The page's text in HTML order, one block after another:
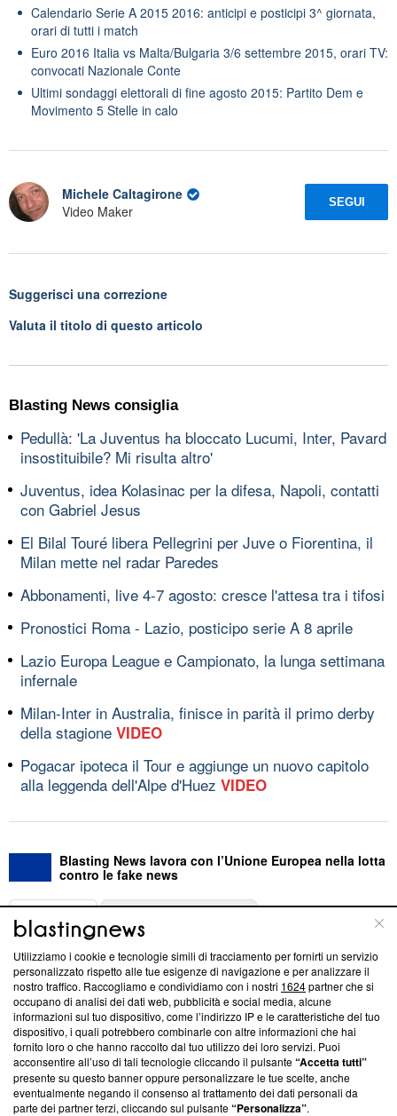
Calendario Serie A 2015 2016: anticipi e posticipi 3^ giornata,
orari di tutti i match
Euro 2016 Italia vs Malta/Bulgaria 3/6 settembre 2015, orari TV:
convocati Nazionale Conte
Ultimi sondaggi elettorali di fine agosto 2015: Partito Dem e
Movimento 5 Stelle in calo
Michele Caltagirone
Video Maker
SEGUI
Suggerisci una correzione
Valuta il titolo di questo articolo
Blasting News consiglia
Pedullà: 'La Juventus ha bloccato Lucumi, Inter, Pavard
insostituibile? Mi risulta altro'
Juventus, idea Kolasinac per la difesa, Napoli, contatti
con Gabriel Jesus
El Bilal Touré libera Pellegrini per Juve o Fiorentina, il
Milan mette nel radar Paredes
Abbonamenti, live 4-7 agosto: cresce l'attesa tra i tifosi
Pronostici Roma - Lazio, posticipo serie A 8 aprile
Lazio Europa League e Campionato, la lunga settimana
infernale
Milan-Inter in Australia, finisce in parità il primo derby
della stagione VIDEO
Pogacar ipoteca il Tour e aggiunge un nuovo capitolo
alla leggenda dell'Alpe d'Huez VIDEO
Blasting News lavora con l’Unione Europea nella lotta
contro le fake news
ABOUT
Questa sezione offre informazioni trasparenti su Blasting
News, sui nostri processi editoriali e su come ci impegniamo a
creare news di qualità. Inoltre, afferma la nostra aderenza a
‘Trust Project - News with Integrity’Blasting News non è
ancora membro del programma, ma ha richiesto di farne
parte; Trust Project non ha ancora effettuato una verifica di
conformità agli standard.
Utilizziamo i cookie e tecnologie simili di tracciamento per fornirti un servizio
personalizzato rispetto alle tue esigenze di navigazione e per analizzare il
nostro traffico. Raccogliamo e condividiamo con i nostri 1624partner che si
occupano di analisi dei dati web, pubblicità e social media, alcune
informazioni sul tuo dispositivo, come l’indirizzo IP e le caratteristiche del tuo
dispositivo, i quali potrebbero combinarle con altre informazioni che hai
fornito loro o che hanno raccolto dal tuo utilizzo dei loro servizi. Puoi
acconsentire all’uso di tali tecnologie cliccando il pulsante“Accetta tutti”
presente su questo banner oppure personalizzare le tue scelte, anche
eventualmente negando il consenso al trattamento dei dati personali da
parte dei partner terzi, cliccando sul pulsante“Personalizza”.